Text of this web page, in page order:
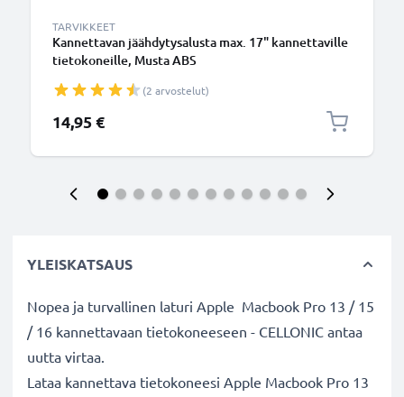
TARVIKKEET
Kannettavan jäähdytysalusta max. 17" kannettaville
tietokoneille, Musta ABS
(2 arvostelut)
14,95 €
YLEISKATSAUS
Nopea ja turvallinen laturi Apple Macbook Pro 13 / 15
/ 16 kannettavaan tietokoneeseen - CELLONIC antaa
uutta virtaa.
Lataa kannettava tietokoneesi Apple Macbook Pro 13